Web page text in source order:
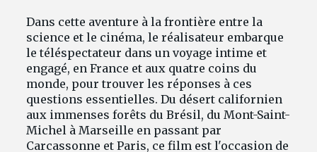
Dans cette aventure à la frontière entre la
science et le cinéma, le réalisateur embarque
le téléspectateur dans un voyage intime et
engagé, en France et aux quatre coins du
monde, pour trouver les réponses à ces
questions essentielles. Du désert californien
aux immenses forêts du Brésil, du Mont-Saint-
Michel à Marseille en passant par
Carcassonne et Paris, ce film est l'occasion de